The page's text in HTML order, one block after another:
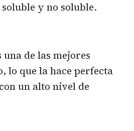
y no soluble.
de las mejores
lo que la hace perfecta
un alto nivel de